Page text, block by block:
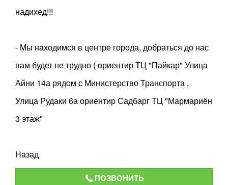
надихед!!!
- Мы находимся в центре города, добраться до нас
вам будет не трудно ( ориентир ТЦ "Пайкар" Улица
Айни 14а рядом с Министерство Транспорта ,
Улица Рудаки 6а ориентир Садбарг ТЦ "Мармариён
3 этаж"
Назад
ПОЗВОНИТЬ